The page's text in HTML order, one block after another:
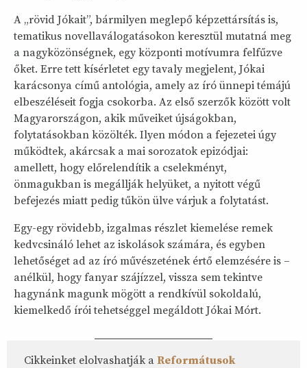
A „rövid Jókait”, bármilyen meglepő képzettársítás is,
tematikus novellaválogatásokon keresztül mutatná meg
a nagyközönségnek, egy központi motívumra felfűzve
őket. Erre tett kísérletet egy tavaly megjelent, Jókai
karácsonya című antológia, amely az író ünnepi témájú
elbeszéléseit fogja csokorba. Az első szerzők között volt
Magyarországon, akik műveiket újságokban,
folytatásokban közölték. Ilyen módon a fejezetei úgy
működtek, akárcsak a mai sorozatok epizódjai:
amellett, hogy előrelendítik a cselekményt,
önmagukban is megállják helyüket, a nyitott végű
befejezés miatt pedig tűkön ülve várjuk a folytatást.
Egy-egy rövidebb, izgalmas részlet kiemelése remek
kedvcsináló lehet az iskolások számára, és egyben
lehetőséget ad az író művészetének értő elemzésére is –
anélkül, hogy fanyar szájízzel, vissza sem tekintve
hagynánk magunk mögött a rendkívül sokoldalú,
kiemelkedő írói tehetséggel megáldott Jókai Mórt.
Cikkeinket elolvashatják a Reformátusok